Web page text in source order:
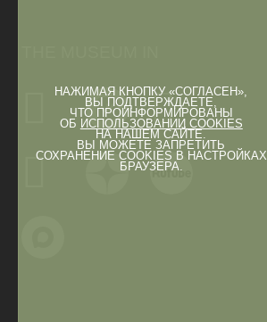
НАЖИМАЯ КНОПКУ «СОГЛАСЕН»,
ВЫ ПОДТВЕРЖДАЕТЕ,
ЧТО ПРОИНФОРМИРОВАНЫ
ОБ ИСПОЛЬЗОВАНИИ COOKIES
НА НАШЕМ САЙТЕ.
ВЫ МОЖЕТЕ ЗАПРЕТИТЬ
СОХРАНЕНИЕ COOKIES В НАСТРОЙКАХ
БРАУЗЕРА.